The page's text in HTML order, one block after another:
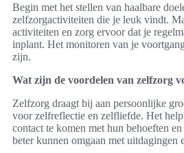
Begin met het stellen van haalbare
zelfzorgactiviteiten die je leuk vindt.
activiteiten en zorg ervoor dat je
inplant. Het monitoren van je
zijn.
Wat zijn de voordelen van zelfzorg
Zelfzorg draagt bij aan persoonlijke
voor zelfreflectie en zelfliefde. Het
contact te komen met hun behoeften
beter kunnen omgaan met uitdagingen